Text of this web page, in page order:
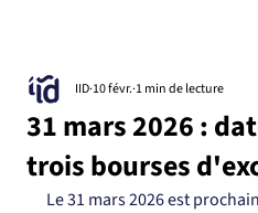
31 mars 2026 :
trois bourses
IID 10 févr. 1 min de lecture
Le 31 mars 2026 est